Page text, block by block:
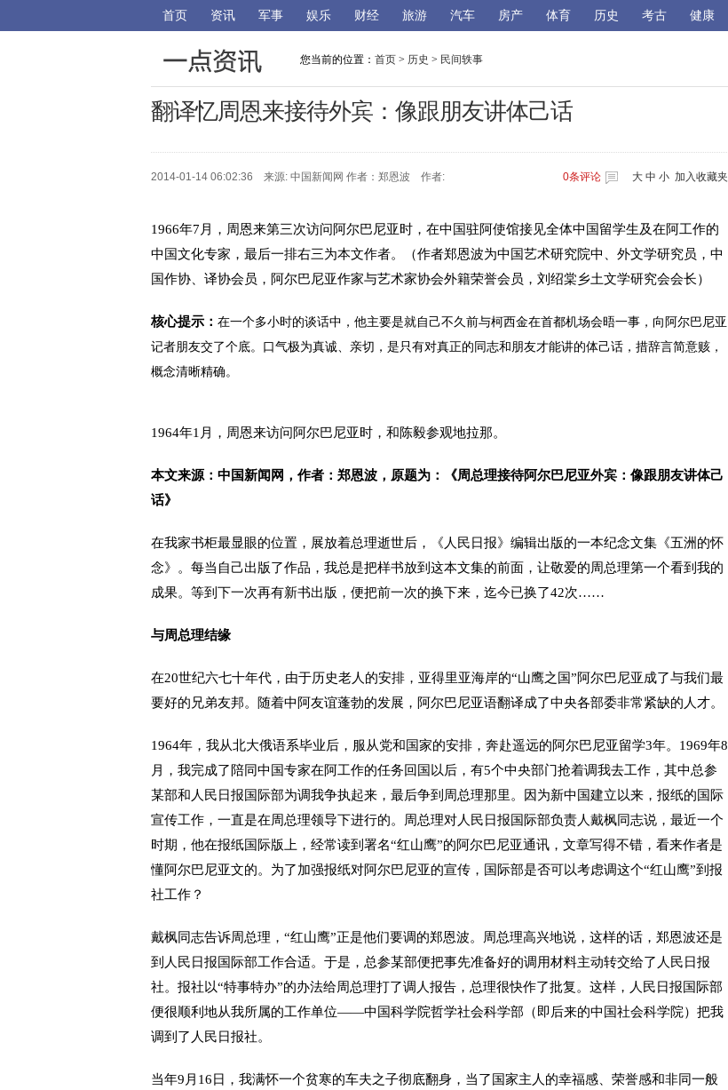
首页 资讯 军事 娱乐 财经 旅游 汽车 房产 体育 历史 考古 健康
您当前的位置： 首页 > 历史 > 民间轶事
翻译忆周恩来接待外宾：像跟朋友讲体己话
2014-01-14 06:02:36 来源: 中国新闻网 作者：郑恩波 作者: 大 中 小 加入收藏夹
0条评论
1966年7月，周恩来第三次访问阿尔巴尼亚时，在中国驻阿使馆接见全体中国留学生及在阿工作的
中国文化专家，最后一排右三为本文作者。（作者郑恩波为中国艺术研究院中、外文学研究员，中
国作协、译协会员，阿尔巴尼亚作家与艺术家协会外籍荣誉会员，刘绍棠乡土文学研究会会长）
核心提示： 在一个多小时的谈话中，他主要是就自己不久前与柯西金在首都机场会晤一事，向阿尔巴尼亚
记者朋友交了个底。口气极为真诚、亲切，是只有对真正的同志和朋友才能讲的体己话，措辞言简意赅，
概念清晰精确。
1964年1月，周恩来访问阿尔巴尼亚时，和陈毅参观地拉那。
本文来源：中国新闻网，作者：郑恩波，原题为：《周总理接待阿尔巴尼亚外宾：像跟朋友讲体己
话》
在我家书柜最显眼的位置，展放着总理逝世后，《人民日报》编辑出版的一本纪念文集《五洲的怀
念》。每当自己出版了作品，我总是把样书放到这本文集的前面，让敬爱的周总理第一个看到我的
成果。等到下一次再有新书出版，便把前一次的换下来，迄今已换了42次……
与周总理结缘
在20世纪六七十年代，由于历史老人的安排，亚得里亚海岸的“山鹰之国”阿尔巴尼亚成了与我们最
要好的兄弟友邦。随着中阿友谊蓬勃的发展，阿尔巴尼亚语翻译成了中央各部委非常紧缺的人才。
1964年，我从北大俄语系毕业后，服从党和国家的安排，奔赴遥远的阿尔巴尼亚留学3年。1969年8
月，我完成了陪同中国专家在阿工作的任务回国以后，有5个中央部门抢着调我去工作，其中总参
某部和人民日报国际部为调我争执起来，最后争到周总理那里。因为新中国建立以来，报纸的国际
宣传工作，一直是在周总理领导下进行的。周总理对人民日报国际部负责人戴枫同志说，最近一个
时期，他在报纸国际版上，经常读到署名“红山鹰”的阿尔巴尼亚通讯，文章写得不错，看来作者是
懂阿尔巴尼亚文的。为了加强报纸对阿尔巴尼亚的宣传，国际部是否可以考虑调这个“红山鹰”到报
社工作？
戴枫同志告诉周总理，“红山鹰”正是他们要调的郑恩波。周总理高兴地说，这样的话，郑恩波还是
到人民日报国际部工作合适。于是，总参某部便把事先准备好的调用材料主动转交给了人民日报
社。报社以“特事特办”的办法给周总理打了调人报告，总理很快作了批复。这样，人民日报国际部
便很顺利地从我所属的工作单位——中国科学院哲学社会科学部（即后来的中国社会科学院）把我
调到了人民日报社。
当年9月16日，我满怀一个贫寒的车夫之子彻底翻身，当了国家主人的幸福感、荣誉感和非同一般